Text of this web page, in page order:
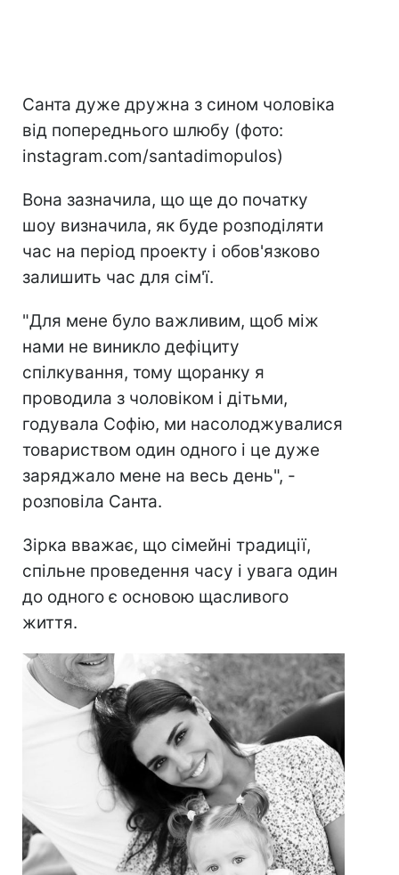
Санта дуже дружна з сином чоловіка
від попереднього шлюбу (фото:
instagram.com/santadimopulos)
Вона зазначила, що ще до початку
шоу визначила, як буде розподіляти
час на період проекту і обов'язково
залишить час для сім'ї.
"Для мене було важливим, щоб між
нами не виникло дефіциту
спілкування, тому щоранку я
проводила з чоловіком і дітьми,
годувала Софію, ми насолоджувалися
товариством один одного і це дуже
заряджало мене на весь день", -
розповіла Санта.
Зірка вважає, що сімейні традиції,
спільне проведення часу і увага один
до одного є основою щасливого
життя.